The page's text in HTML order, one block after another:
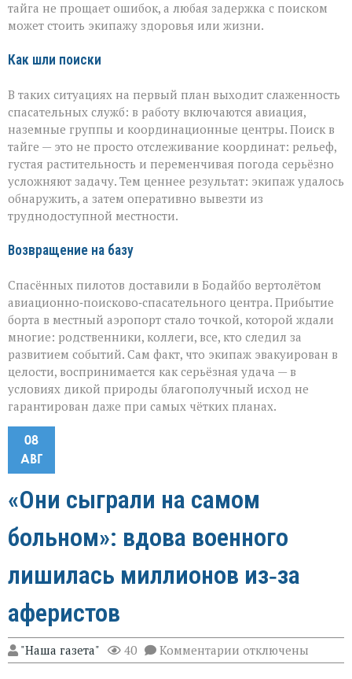
тайга не прощает ошибок, а любая задержка с поиском
может стоить экипажу здоровья или жизни.
Как шли поиски
В таких ситуациях на первый план выходит слаженность
спасательных служб: в работу включаются авиация,
наземные группы и координационные центры. Поиск в
тайге — это не просто отслеживание координат: рельеф,
густая растительность и переменчивая погода серьёзно
усложняют задачу. Тем ценнее результат: экипаж удалось
обнаружить, а затем оперативно вывезти из
труднодоступной местности.
Возвращение на базу
Спасённых пилотов доставили в Бодайбо вертолётом
авиационно‑поисково‑спасательного центра. Прибытие
борта в местный аэропорт стало точкой, которой ждали
многие: родственники, коллеги, все, кто следил за
развитием событий. Сам факт, что экипаж эвакуирован в
целости, воспринимается как серьёзная удача — в
условиях дикой природы благополучный исход не
гарантирован даже при самых чётких планах.
08
АВГ
«Они сыграли на самом
больном»: вдова военного
лишилась миллионов из‑за
аферистов
"Наша газета" 40 Комментарии к
записи
отключены